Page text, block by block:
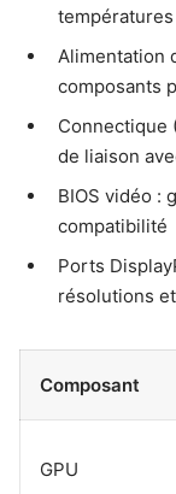
Alimentation
composants
Connectique
de liaison
BIOS vidéo :
compatibilité
Ports
résolutions
Composant
GPU